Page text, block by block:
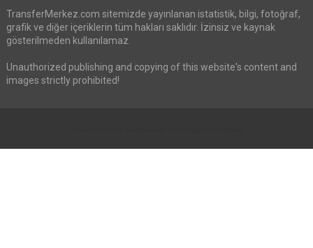
TransferMerkez.com sitemizde yayınlanan istatistik, bilgi, fotoğraf,
grafik ve diğer içeriklerin tüm hakları saklıdır. İzinsiz ve kaynak
gösterilmeden kullanılamaz.
Unauthorized publishing and copying of this website's content and
images strictly prohibited!